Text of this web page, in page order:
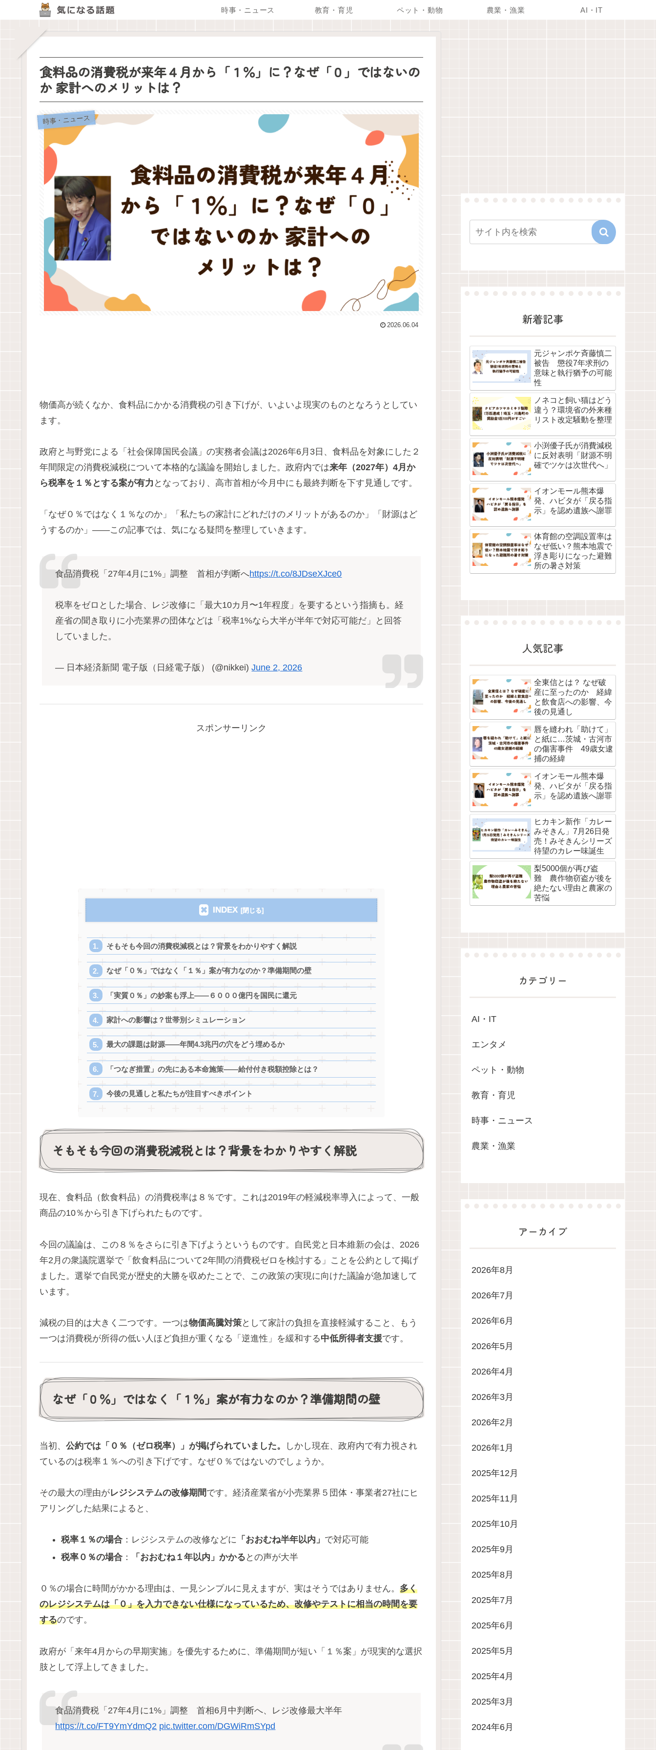
時事・ニュース 教育・育児 ペット・動物 農業・漁業 AI・IT
食料品の消費税が来年４月から「１％」に？なぜ「０」ではないの
か 家計へのメリットは？
時事・ニュース
2026.06.04
物価高が続くなか、食料品にかかる消費税の引き下げが、いよいよ現実のものとなろうとしてい
ます。
政府と与野党による「社会保障国民会議」の実務者会議は2026年6月3日、食料品を対象にした２
年間限定の消費税減税について本格的な議論を開始しました。政府内では来年（2027年）4月か
ら税率を１％とする案が有力 となっており、高市首相が今月中にも最終判断を下す見通しです。
「なぜ０％ではなく１％なのか」「私たちの家計にどれだけのメリットがあるのか」「財源はど
うするのか」——この記事では、気になる疑問を整理していきます。
食品消費税「27年4月に1%」調整 首相が判断へhttps://t.co/8JDseXJce0
税率をゼロとした場合、レジ改修に「最大10カ月〜1年程度」を要するという指摘も。経
産省の聞き取りに小売業界の団体などは「税率1%なら大半が半年で対応可能だ」と回答
していました。
— 日本経済新聞 電子版（日経電子版） (@nikkei)June 2, 2026
スポンサーリンク
INDEX
そもそも今回の消費税減税とは？背景をわかりやすく解説
なぜ「０％」ではなく「１％」案が有力なのか？準備期間の壁
「実質０％」の妙案も浮上——６０００億円を国民に還元
家計への影響は？世帯別シミュレーション
最大の課題は財源——年間4.3兆円の穴をどう埋めるか
「つなぎ措置」の先にある本命施策——給付付き税額控除とは？
今後の見通しと私たちが注目すべきポイント
そもそも今回の消費税減税とは？背景をわかりやすく解説
現在、食料品（飲食料品）の消費税率は８％です。これは2019年の軽減税率導入によって、一般
商品の10％から引き下げられたものです。
今回の議論は、この８％をさらに引き下げようというものです。自民党と日本維新の会は、2026
年2月の衆議院選挙で「飲食料品について2年間の消費税ゼロを検討する」ことを公約として掲げ
ました。選挙で自民党が歴史的大勝を収めたことで、この政策の実現に向けた議論が急加速して
います。
減税の目的は大きく二つです。一つは物価高騰対策として家計の負担を直接軽減すること、もう
一つは消費税が所得の低い人ほど負担が重くなる「逆進性」を緩和する中低所得者支援です。
なぜ「０％」ではなく「１％」案が有力なのか？準備期間の壁
当初、 公約では「０％（ゼロ税率）」が掲げられていました。
しかし現在、政府内で有力視され
ているのは税率１％への引き下げです。なぜ０％ではないのでしょうか。
その最大の理由がレジシステムの改修期間です。経済産業省が小売業界５団体・事業者27社にヒ
アリングした結果によると、
税率１％の場合：レジシステムの改修などに 「おおむね半年以内」 で対応可能
税率０％の場合： 「おおむね１年以内」かかる との声が大半
０％の場合に時間がかかる理由は、一見シンプルに見えますが、実はそうではありません。 多く
のレジシステムは「０」を入力できない仕様になっているため、改修やテストに相当の時間を要
するのです。
政府が「来年4月からの早期実施」を優先するために、準備期間が短い「１％案」が現実的な選択
肢として浮上してきました。
食品消費税「27年4月に1%」調整 首相6月中判断へ、レジ改修最大半年
https://t.co/FT9YmYdmQ2 pic.twitter.com/DGWiRmSYpd
新着記事
元ジャンポケ斉藤慎二
被告 懲役7年求刑の
意味と執行猶予の可能
性
ノネコと飼い猫はどう
違う？環境省の外来種
リスト改定騒動を整理
小渕優子氏が消費減税
に反対表明「財源不明
確でツケは次世代へ」
イオンモール熊本爆
発、ハビタが「戻る指
示」を認め遺族へ謝罪
体育館の空調設置率は
なぜ低い？熊本地震で
浮き彫りになった避難
所の暑さ対策
人気記事
全東信とは？ なぜ破
産に至ったのか 経緯
と飲食店への影響、今
後の見通し
唇を縫われ「助けて」
と紙に…茨城・古河市
の傷害事件 49歳女逮
捕の経緯
イオンモール熊本爆
発、ハビタが「戻る指
示」を認め遺族へ謝罪
ヒカキン新作「カレー
みそきん」7月26日発
売！みそきんシリーズ
待望のカレー味誕生
梨5000個が再び盗
難 農作物窃盗が後を
絶たない理由と農家の
苦悩
カテゴリー
AI・IT
エンタメ
ペット・動物
教育・育児
時事・ニュース
農業・漁業
アーカイブ
2026年8月
2026年7月
2026年6月
2026年5月
2026年4月
2026年3月
2026年2月
2026年1月
2025年12月
2025年11月
2025年10月
2025年9月
2025年8月
2025年7月
2025年6月
2025年5月
2025年4月
2025年3月
2024年6月